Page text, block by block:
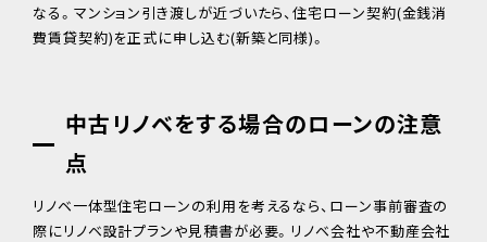
なる。マンション引き渡しが近づいたら、住宅ローン契約(金銭消
費賃貸契約)を正式に申し込む(新築と同様)。
中古リノベをする場合のローンの注意
点
リノベ一体型住宅ローンの利用を考えるなら、ローン事前審査の
際にリノベ設計プランや見積書が必要。リノベ会社や不動産会社